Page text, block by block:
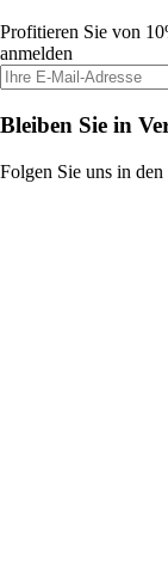
Profitieren Sie von
anmelden
Bleiben Sie in
Folgen Sie uns in